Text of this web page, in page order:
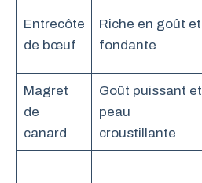
Entrecôte
de bœuf
Riche en goût et
fondante
Magret
de
canard
Goût puissant et
peau
croustillante